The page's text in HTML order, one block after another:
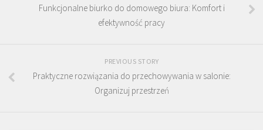
Funkcjonalne biurko do domowego biura: Komfort i
efektywność pracy
PREVIOUS STORY
Praktyczne rozwiązania do przechowywania w salonie:
Organizuj przestrzeń